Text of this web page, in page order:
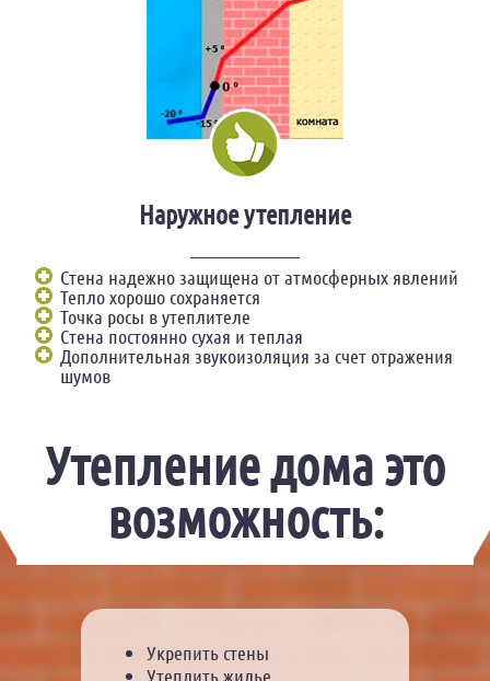
Наружное утепление
Стена надежно защищена от атмосферных явлений
Тепло хорошо сохраняется
Точка росы в утеплителе
Стена постоянно сухая и теплая
Дополнительная звукоизоляция за счет отражения
шумов
Утепление дома это
возможность:
Укрепить стены
Утеплить жилье